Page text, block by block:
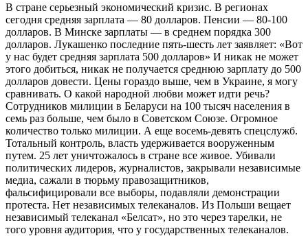
В стране серьезный экономический кризис. В регионах
сегодня средняя зарплата — 80 долларов. Пенсии — 80-100
долларов. В Минске зарплаты — в среднем порядка 300
долларов. Лукашенко последние пять-шесть лет заявляет: «Вот
у нас будет средняя зарплата 500 долларов» И никак не может
этого добиться, никак не получается среднюю зарплату до 500
долларов довести. Цены гораздо выше, чем в Украине, я могу
сравнивать. О какой народной любви может идти речь?
Сотрудников милиции в Беларуси на 100 тысяч населения в
семь раз больше, чем было в Советском Союзе. Огромное
количество только милиции. А еще восемь-девять спецслужб.
Тотальный контроль, власть удерживается вооруженным
путем. 25 лет уничтожалось в стране все живое. Убивали
политических лидеров, журналистов, закрывали независимые
медиа, сажали в тюрьму правозащитников,
фальсифицировали все выборы, подавляли демонстрации
протеста. Нет независимых телеканалов. Из Польши вещает
независимый телеканал «Белсат», но это через тарелки, не
того уровня аудитория, что у государственных телеканалов.